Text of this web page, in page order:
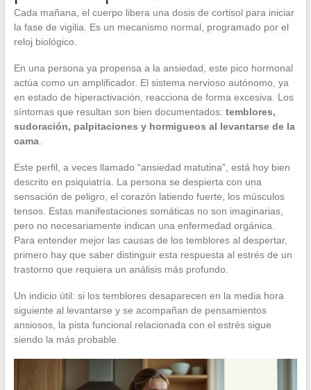
Cada mañana, el cuerpo libera una dosis de cortisol para iniciar
la fase de vigilia. Es un mecanismo normal, programado por el
reloj biológico.
En una persona ya propensa a la ansiedad, este pico hormonal
actúa como un amplificador. El sistema nervioso autónomo, ya
en estado de hiperactivación, reacciona de forma excesiva. Los
síntomas que resultan son bien documentados: temblores,
sudoración, palpitaciones y hormigueos al levantarse de la
cama.
Este perfil, a veces llamado “ansiedad matutina”, está hoy bien
descrito en psiquiatría. La persona se despierta con una
sensación de peligro, el corazón latiendo fuerte, los músculos
tensos. Estas manifestaciones somáticas no son imaginarias,
pero no necesariamente indican una enfermedad orgánica.
Para entender mejor las causas de los temblores al despertar,
primero hay que saber distinguir esta respuesta al estrés de un
trastorno que requiera un análisis más profundo.
Un indicio útil: si los temblores desaparecen en la media hora
siguiente al levantarse y se acompañan de pensamientos
ansiosos, la pista funcional relacionada con el estrés sigue
siendo la más probable.